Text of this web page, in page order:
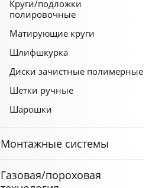
Круги/подложки
полировочные
Матирующие круги
Шлифшкурка
Диски зачистные полимерные
Шетки ручные
Шарошки
Монтажные системы
Газовая/пороховая